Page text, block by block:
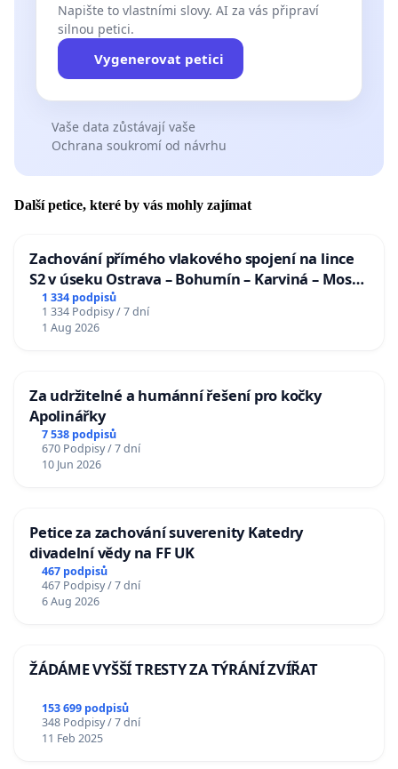
Napište to vlastními slovy. AI za vás připraví
silnou petici.
Vygenerovat petici
Vaše data zůstávají vaše
Ochrana soukromí od návrhu
Další petice, které by vás mohly zajímat
Zachování přímého vlakového spojení na lince
S2 v úseku Ostrava – Bohumín – Karviná – Mosty
u Jablunkova
1 334 podpisů
1 334 Podpisy / 7 dní
1 Aug 2026
Za udržitelné a humánní řešení pro kočky
Apolinářky
7 538 podpisů
670 Podpisy / 7 dní
10 Jun 2026
Petice za zachování suverenity Katedry
divadelní vědy na FF UK
467 podpisů
467 Podpisy / 7 dní
6 Aug 2026
ŽÁDÁME VYŠŠÍ TRESTY ZA TÝRÁNÍ ZVÍŘAT
153 699 podpisů
348 Podpisy / 7 dní
11 Feb 2025